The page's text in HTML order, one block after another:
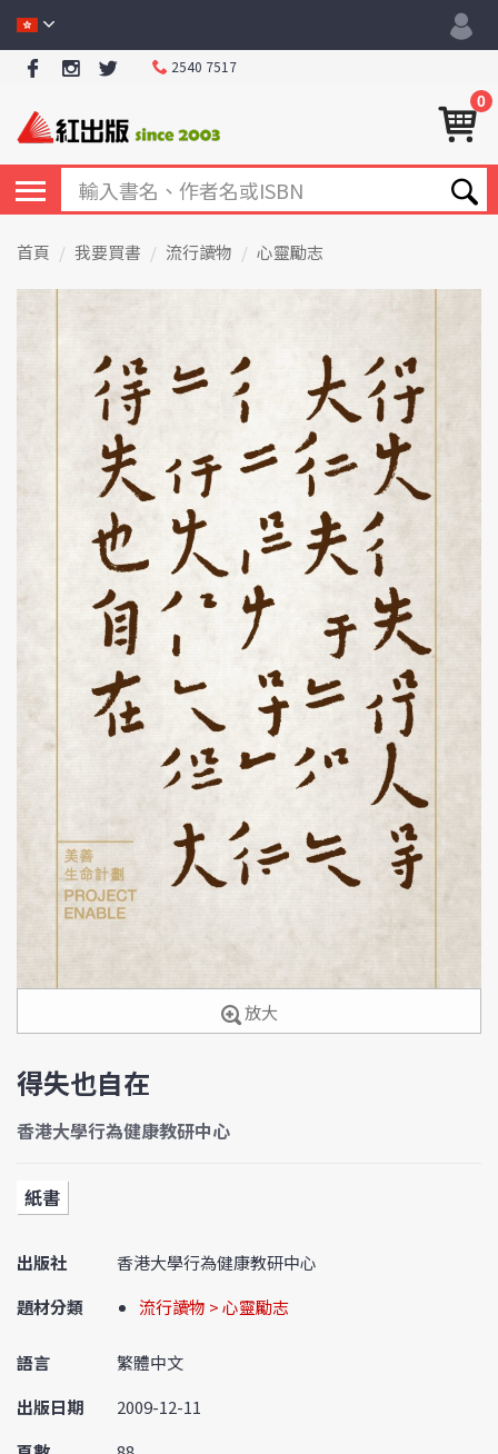
2540 7517
0
首頁 我要買書 流行讀物 心靈勵志
放大
得失也自在
香港大學行為健康教研中心
紙書
出版社
香港大學行為健康教研中心
題材分類
流行讀物 > 心靈勵志
語言
繁體中文
出版日期
2009-12-11